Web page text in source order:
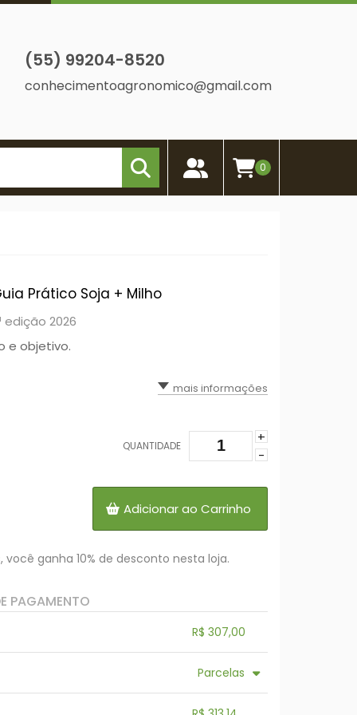
(55) 99204-8520
conhecimentoagronomico@gmail.com
0
Prático Soja + Milho
edição 2026
e objetivo.
mais informações
QUANTIDADE
+
-
Adicionar ao Carrinho
ganha 10% de desconto nesta loja.
PAGAMENTO
R$ 307,00
Parcelas